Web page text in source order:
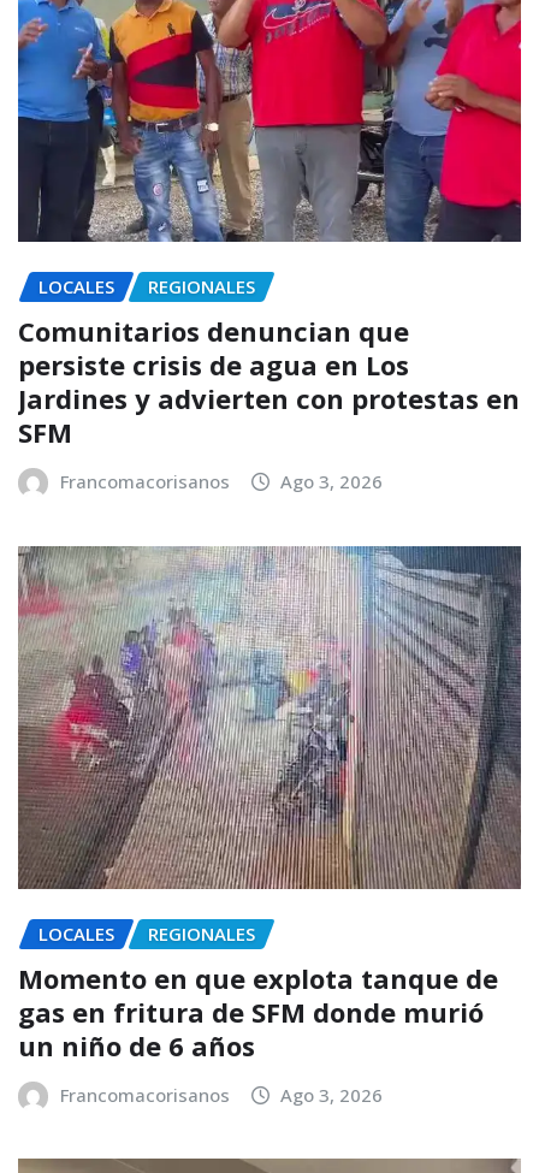
LOCALES REGIONALES
Comunitarios denuncian que
persiste crisis de agua en Los
Jardines y advierten con protestas en
SFM
Francomacorisanos Ago 3, 2026
LOCALES REGIONALES
Momento en que explota tanque de
gas en fritura de SFM donde murió
un niño de 6 años
Francomacorisanos Ago 3, 2026